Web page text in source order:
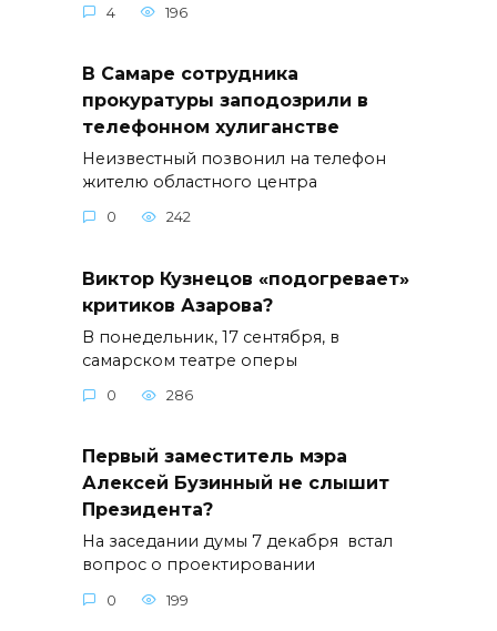
4 196
В Самаре сотрудника
прокуратуры заподозрили в
телефонном хулиганстве
Неизвестный позвонил на телефон
жителю областного центра
0 242
Виктор Кузнецов «подогревает»
критиков Азарова?
В понедельник, 17 сентября, в
самарском театре оперы
0 286
Первый заместитель мэра
Алексей Бузинный не слышит
Президента?
На заседании думы 7 декабря встал
вопрос о проектировании
0 199